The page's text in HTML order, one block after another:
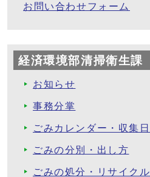
お問い合わせフォーム
経済環境部清掃衛生課
お知らせ
事務分掌
ごみカレンダー・収集日
ごみの分別・出し方
ごみの処分・リサイクル